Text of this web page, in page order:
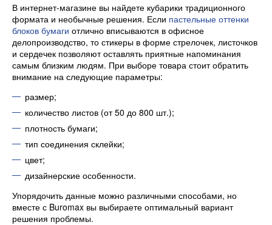
В интернет-магазине вы найдете кубарики традиционного
формата и необычные решения. Если пастельные оттенки
блоков бумаги отлично вписываются в офисное
делопроизводство, то стикеры в форме стрелочек, листочков
и сердечек позволяют оставлять приятные напоминания
самым близким людям. При выборе товара стоит обратить
внимание на следующие параметры:
размер;
количество листов (от 50 до 800 шт.);
плотность бумаги;
тип соединения склейки;
цвет;
дизайнерские особенности.
Упорядочить данные можно различными способами, но
вместе с Buromax вы выбираете оптимальный вариант
решения проблемы.